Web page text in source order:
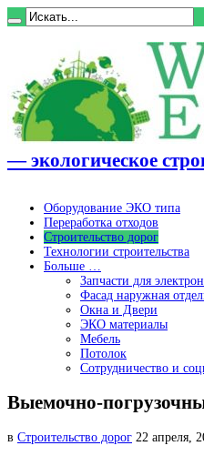
— экологическое
Оборудование ЭКО типа
Переработка отходов
Строительство дорог
Технологии строительства
Больше …
Запчасти для
Фасад наружная
Окна и Двери
ЭКО материалы
Мебель
Потолок
Сотрудничество и
Выемочно-
в Строительство дорог 22 апреля,